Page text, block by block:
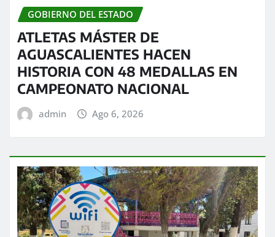
GOBIERNO DEL ESTADO
ATLETAS MÁSTER DE
AGUASCALIENTES HACEN
HISTORIA CON 48 MEDALLAS EN
CAMPEONATO NACIONAL
admin Ago 6, 2026